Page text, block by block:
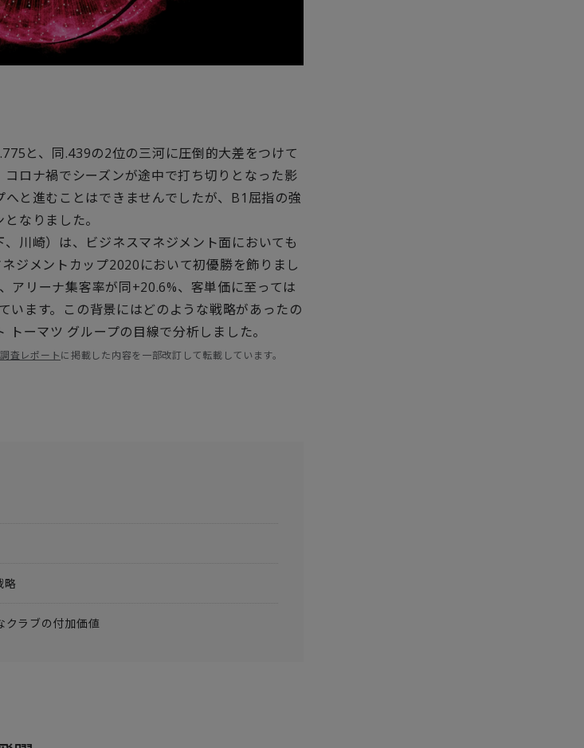
と、同.439の2位の三河に圧倒的大差をつけて
ロナ禍でシーズンが途中で打ち切りとなった影
と進むことはできませんでしたが、B1屈指の強
なりました。
川崎）は、ビジネスマネジメント面においても
ジメントカップ2020において初優勝を飾りまし
アリーナ集客率が同+20.6%、客単価に至っては
います。この背景にはどのような戦略があったの
ーマツ グループの目線で分析しました。
査レポートに掲載した内容を一部改訂して転載しています。
略
クラブの付加価値